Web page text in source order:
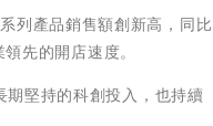
列產品銷售額創新高，同比
先的開店速度。
堅持的科創投入，也持續